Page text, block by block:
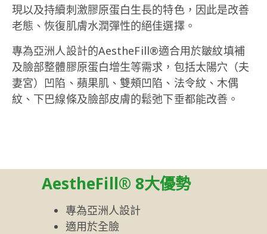
現以及持續刺激膠原蛋白生長的特色，因此是改善
老態、恢復肌膚水潤彈性的絕佳選擇。
專為亞洲人設計的AestheFill®適合用於皺紋填補
及臉部整體膠原蛋白增生等需求，包括太陽穴（夫
妻宮）凹陷、蘋果肌、雙頰凹陷、法令紋、木偶
紋、下巴線條及臉部皮膚的鬆弛下垂都能改善。
AestheFill® 8大優勢
專為亞洲人設計
適用於全臉